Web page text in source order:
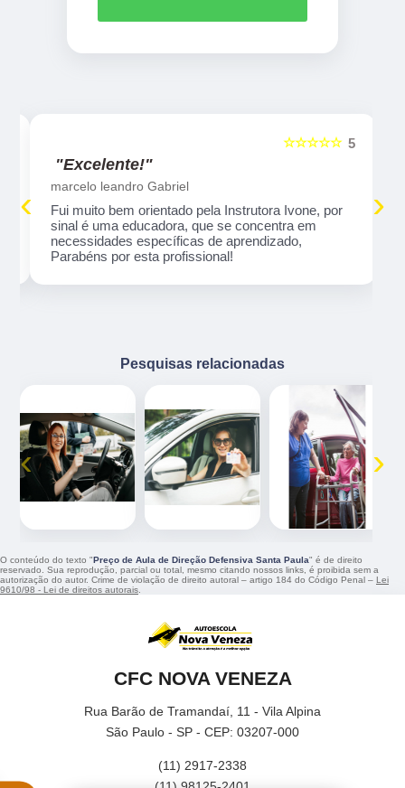
5
☆☆☆☆☆
"Excelente!"
marcelo leandro Gabriel
Fui muito bem orientado pela Instrutora Ivone, por
sinal é uma educadora, que se concentra em
necessidades específicas de aprendizado,
Parabéns por esta profissional!
‹ ›
Pesquisas relacionadas
‹ ›
O conteúdo do texto "Preço de Aula de Direção Defensiva Santa Paula" é de direito
reservado. Sua reprodução, parcial ou total, mesmo citando nossos links, é proibida sem a
autorização do autor. Crime de violação de direito autoral – artigo 184 do Código Penal – Lei
9610/98 - Lei de direitos autorais
CFC NOVA VENEZA
Rua Barão de Tramandaí, 11 - Vila Alpina
São Paulo - SP - CEP: 03207-000
(11) 2917-2338